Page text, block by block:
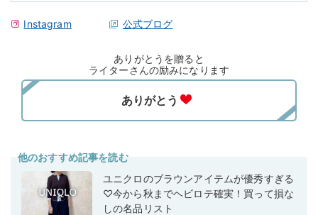
Instagram 公式ブログ
ありがとうを贈ると
ライターさんの励みになります
他のおすすめ記事を読む
ユニクロのブラウンアイテムが優秀すぎる
♡今から秋までヘビロテ確実！買って損な
しの名品リスト